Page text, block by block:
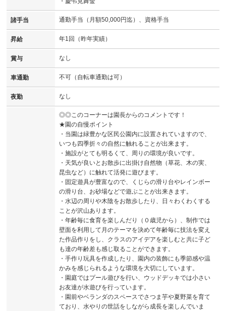
諸手当 通勤手当（月額50,000円迄）、資格手当
昇給 年1回（昨年実績）
賞与 なし
車通勤 不可（自転車通勤は可）
夜勤 なし
◎◎このコーナーは園長からのコメントです！
★園の自慢ポイント
・当園は緑豊かな区民公園内に設置されていますので、
いつも四季折々の自然に触れることが出来ます。
・施設がとても明るくて、周りの環境が良いです。
・天気が良いとお散歩に出掛け自然物（草花、木の実、
昆虫など）に触れて活発に遊びます。
・固定遊具が豊富なので、くじらの滑り台やレインボー
の滑り台、お砂場などで遊ぶことが出来きます。
・水辺の周りや木陰をお散歩したり、日々わくわくする
ことが沢山あります。
・年齢毎に食育を楽しんだり（０歳児から）、制作では
壁面を利用して月のテーマを決めて年齢毎に技法を変え
た作品作りをし、クラスのアイデアを楽しむと共に子ど
も達の年齢差も感じ取ることができます。
・手作り玩具を作成したり、園内の装飾にも季節感や温
かみを感じられるような環境を大切にしています。
・園庭ではプール遊びを行い、ウッドデッキでは小さい
お友達が水遊びを行っています。
・園前やベランダのスペースでさつま芋や夏野菜を育て
ており、水やりの世話をしながら成長を楽しんでいま